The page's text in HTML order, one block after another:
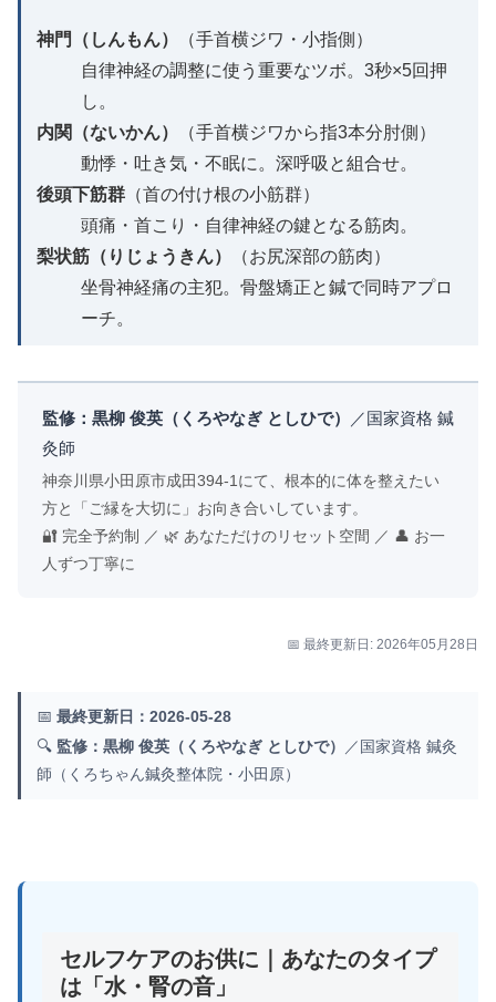
神門（しんもん）
（手首横ジワ・小指側）
自律神経の調整に使う重要なツボ。3秒×5回押
し。
内関（ないかん）
（手首横ジワから指3本分肘側）
動悸・吐き気・不眠に。深呼吸と組合せ。
後頭下筋群 （首の付け根の小筋群）
頭痛・首こり・自律神経の鍵となる筋肉。
梨状筋（りじょうきん）
（お尻深部の筋肉）
坐骨神経痛の主犯。骨盤矯正と鍼で同時アプロ
ーチ。
監修：黒柳 俊英（くろやなぎ としひで）
／国家資格 鍼
灸師
神奈川県小田原市成田394-1にて、根本的に体を整えたい
方と「ご縁を大切に」お向き合いしています。
🔐 完全予約制 ／ 🌿 あなただけのリセット空間 ／ 👤 お一
人ずつ丁寧に
📅 最終更新日: 2026年05月28日
📅 最終更新日：2026-05-28
🔍 監修：黒柳 俊英（くろやなぎ としひで）
／国家資格 鍼灸
師（くろちゃん鍼灸整体院・小田原）
セルフケアのお供に｜あなたのタイプ
は「水・腎の音」